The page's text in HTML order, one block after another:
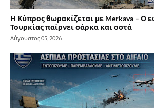
Η Κύπρος θωρακίζεται με Merkava – Ο
Τουρκίας παίρνει σάρκα και οστά
Αύγουστος 05, 2026